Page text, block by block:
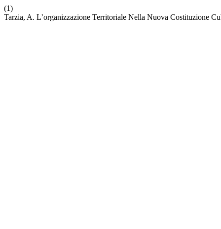
(1)
Tarzia, A. L’organizzazione Territoriale Nella Nuova Costituzione